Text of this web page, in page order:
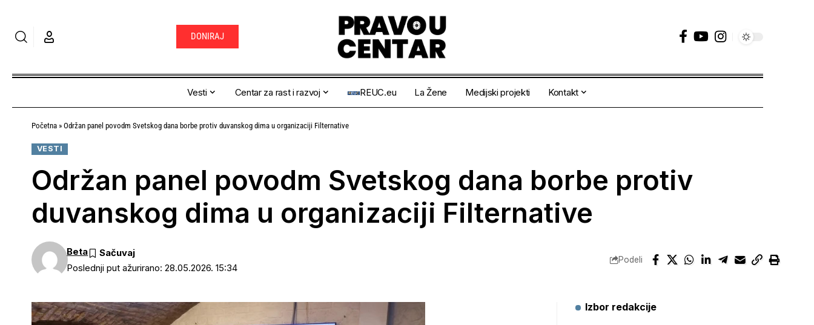
DONIRAJ
Vesti Centar za rast i razvoj REUC.eu La Žene Medijski projekti Kontakt
Početna » Održan panel povodm Svetskog dana borbe protiv duvanskog dima u organizaciji Filternative
VESTI
Održan panel povodm Svetskog dana borbe protiv
duvanskog dima u organizaciji Filternative
Poslednji put ažurirano: 28.05.2026. 15:34
Beta
Podeli
Izbor redakcije